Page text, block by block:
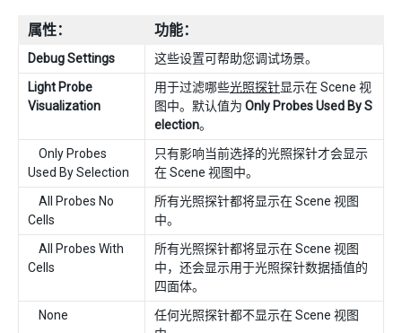
属性： 功能：
Debug Settings
这些设置可帮助您调试场景。
Light Probe
Visualization
用于过滤哪些光照探针显示在 Scene 视
图中。默认值为 Only Probes Used By S
election。
Only Probes
Used By Selection
只有影响当前选择的光照探针才会显示
在 Scene 视图中。
All Probes No
Cells
所有光照探针都将显示在 Scene 视图
中。
All Probes With
Cells
所有光照探针都将显示在 Scene 视图
中，还会显示用于光照探针数据插值的
四面体。
None
任何光照探针都不显示在 Scene 视图